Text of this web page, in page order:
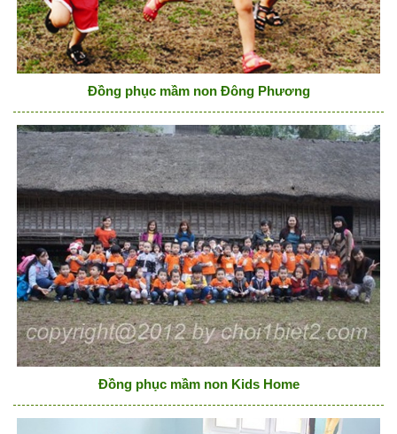
Đồng phục mầm non Đông Phương
Đồng phục mầm non Kids Home